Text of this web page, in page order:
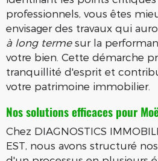
professionnels, vous êtes
envisager des travaux qui
à long termesur la
votre bien. Cette démarche
tranquillité d'esprit et
votre patrimoine immobilier.
Nos solutions efficaces pour
Chez DIAGNOSTICS
EST, nous avons structuré